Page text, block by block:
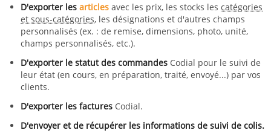
D'exporter les articles avec les prix, les stocks les catégories
et sous-catégories, les désignations et d'autres champs
personnalisés (ex. : de remise, dimensions, photo, unité,
champs personnalisés, etc.).
D'exporter le statut des commandes Codial pour le suivi de
leur état (en cours, en préparation, traité, envoyé...) par vos
clients.
D'exporter les factures Codial.
D'envoyer et de récupérer les informations de suivi de colis.